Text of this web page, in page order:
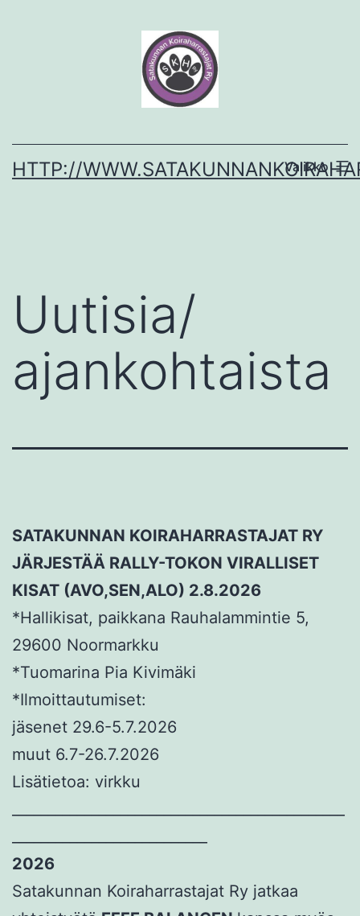
HTTP:// Valikko
Uutisia/
ajankohtaista
SATAKUNNAN KOIRAHARRASTAJAT RY
JÄRJESTÄÄ RALLY-TOKON VIRALLISET
KISAT (AVO,SEN,ALO) 2.8.2026
*Hallikisat, paikkana Rauhalammintie 5,
29600 Noormarkku
*Tuomarina Pia Kivimäki
*Ilmoittautumiset:
jäsenet 29.6-5.7.2026
muut 6.7-26.7.2026
Lisätietoa: virkku
2026
Satakunnan Koiraharrastajat Ry jatkaa